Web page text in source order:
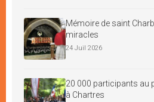
Mémoire de saint
miracles
24 Juil 2026
20 000 participants au
à Chartres